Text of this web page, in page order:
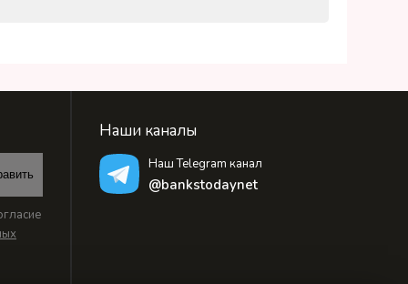
Наши каналы
Наш Telegram канал
@bankstodaynet